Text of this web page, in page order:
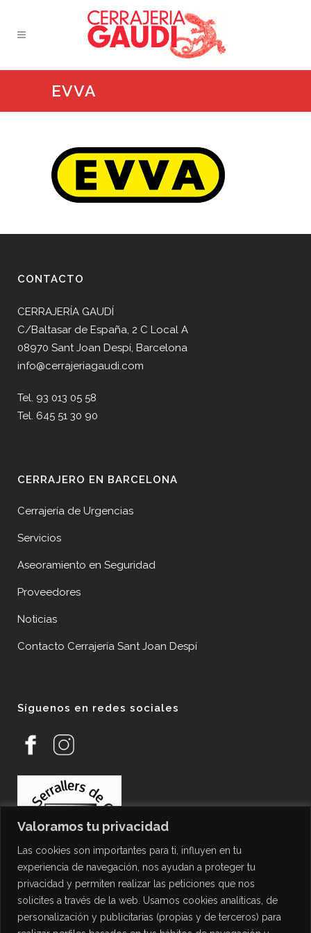
Valoramos tu privacidad
Las cookies son importantes para ti, influyen en tu
experiencia de navegación, nos ayudan a proteger tu
privacidad y permiten realizar las peticiones que nos
solicites a través de la web. Usamos cookies analíticas, de
personalización y publicitarias (propias y de terceros) para
EVVA
CONTACTO
CERRAJERÍA GAUDÍ
C/Baltasar de España, 2 C Local A
08970 Sant Joan Despí, Barcelona
info@cerrajeriagaudi.com
Tel. 93 013 05 58
Tel. 645 51 30 90
CERRAJERO EN BARCELONA
Cerrajería de Urgencias
Servicios
Aseoramiento en Seguridad
Proveedores
Noticias
Contacto Cerrajería Sant Joan Despí
Síguenos en redes sociales
PROTECCIÓN DE DATOS